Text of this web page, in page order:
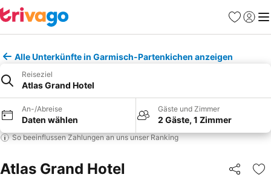
Favoriten
Alle Unterkünfte in Garmisch-Partenkichen anzeigen
Reiseziel
Atlas Grand Hotel
An-/Abreise
Daten wählen
Gäste und Zimmer
2 Gäste, 1 Zimmer
So beeinflussen Zahlungen an uns unser Ranking
Atlas Grand Hotel Teilen